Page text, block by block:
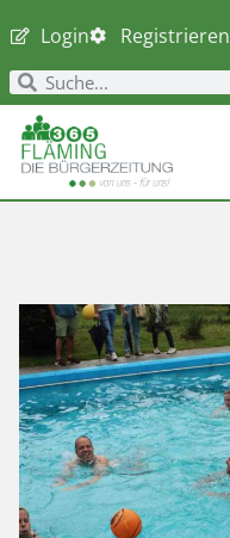
Login Registrieren